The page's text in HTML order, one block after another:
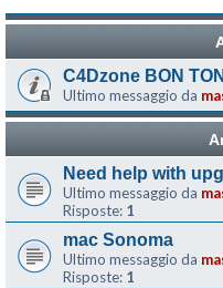
C4Dzone BON TON
Ultimo messaggio da
Need help with
Ultimo messaggio da
Risposte: 1
mac Sonoma
Ultimo messaggio da
Risposte: 1